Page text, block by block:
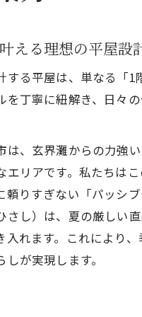
する
可変性」
応する「余白」の設計
バーサルデザイン」
線と配置
る究極のワークフロー
ーションの黄金比
へのプロセス
く
える理想の平屋設
する平屋は、単なる「
を丁寧に紐解き、日々
は、玄界灘からの力強
エリアです。私たちは
頼りすぎない「パッシ
さし）は、夏の厳しい
入れます。これにより
が実現します。